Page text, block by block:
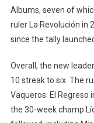
Albums, seven of
ruler La Revolución in
since the tally
Overall, the new
10 streak to six. The
Vaqueros: El Regreso
the 30-week champ